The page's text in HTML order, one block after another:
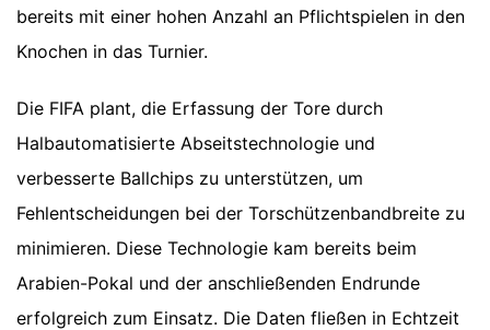
bereits mit einer hohen Anzahl an Pflichtspielen in den
Knochen in das Turnier.
Die FIFA plant, die Erfassung der Tore durch
Halbautomatisierte Abseitstechnologie und
verbesserte Ballchips zu unterstützen, um
Fehlentscheidungen bei der Torschützenbandbreite zu
minimieren. Diese Technologie kam bereits beim
Arabien-Pokal und der anschließenden Endrunde
erfolgreich zum Einsatz. Die Daten fließen in Echtzeit